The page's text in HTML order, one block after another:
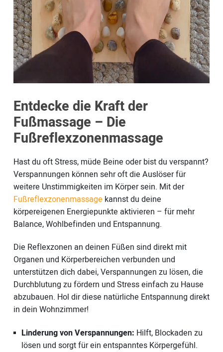
Entdecke die Kraft der
Fußmassage – Die
Fußreflexzonenmassage
Hast du oft Stress, müde Beine oder bist du verspannt?
Verspannungen können sehr oft die Auslöser für
weitere Unstimmigkeiten im Körper sein. Mit der
Fußreflexzonenmassage kannst du deine
körpereigenen Energiepunkte aktivieren – für mehr
Balance, Wohlbefinden und Entspannung.
Die Reflexzonen an deinen Füßen sind direkt mit
Organen und Körperbereichen verbunden und
unterstützen dich dabei, Verspannungen zu lösen, die
Durchblutung zu fördern und Stress einfach zu Hause
abzubauen. Hol dir diese natürliche Entspannung direkt
in dein Wohnzimmer!
Linderung von Verspannungen: Hilft, Blockaden zu
lösen und sorgt für ein entspanntes Körpergefühl.